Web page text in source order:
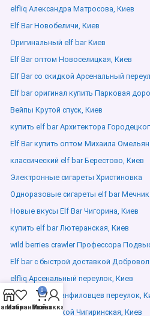
elfliq Александра Матросова, Киев
Elf Bar Новобеличи, Киев
Оригинальный elf bar Киев
Elf Bar оптом Новоселицкая, Киев
Elf Bar со скидкой Арсенальный
Elf bar оригинал купить Парковая
Вейпы Крутой спуск, Киев
купить elf bar Архитектора
Elf Bar купить оптом Михаила
классический elf bar Берестово, Киев
Электронные сигареты Христиновка
Одноразовые сигареты elf bar
Новые вкусы Elf Bar Чигорина, Киев
купить elf bar Лютеранская, Киев
wild berries crawler Профессора
Elf bar с быстрой доставкой
elfliq Арсенальный переулок, Киев
Вейп купить Панфиловцев переулок,
Elf Bar со скидкой Чигиринская, Киев
Избранное
0
Заказ
Мой аккаунт